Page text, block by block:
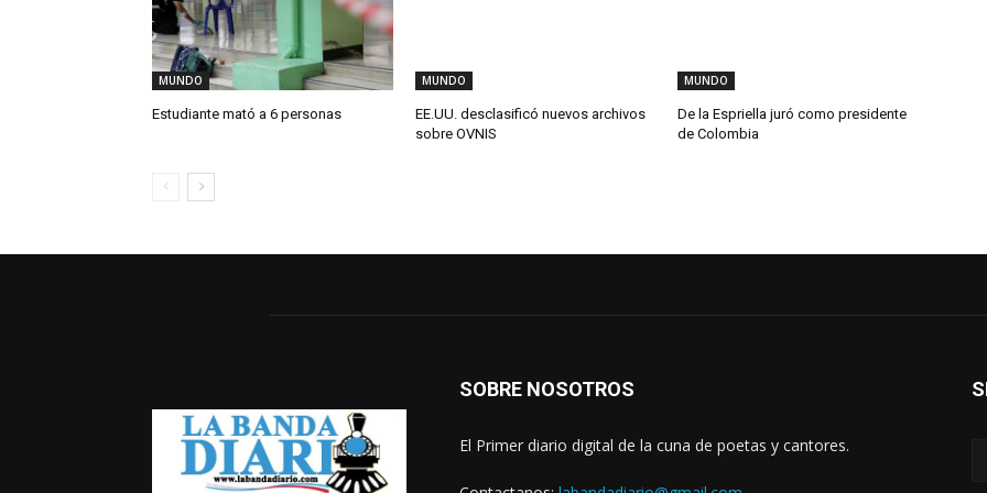
MUNDO
Estudiante mató a 6 personas
MUNDO
EE.UU. desclasificó nuevos archivos
sobre OVNIS
MUNDO
De la Espriella juró como presidente
de Colombia
SOBRE NOSOTROS
El Primer diario digital de la cuna de poetas y cantores.